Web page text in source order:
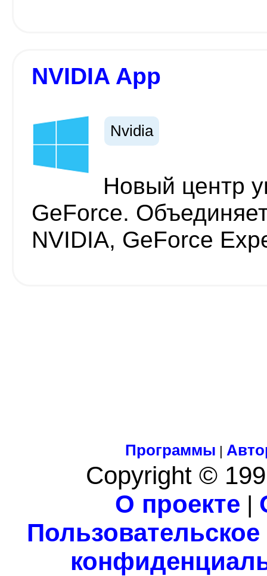
NVIDIA App
Nvidia
Новый центр
GeForce.
NVIDIA, GeForce
Программы |
Copyright ©
О проекте |